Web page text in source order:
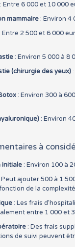
Entre 6 000 et 10 000
mammaire: Environ 4
Entre 2 500 et 6 000
: Environ 5 000 à 8
(chirurgie des yeux):
: Environ 300 à
: Environ
à
initiale: Environ 100 à
ajouter 500 à 1
de la
: Les frais
entre 1 000 et
: Des frais
de suivi peuvent